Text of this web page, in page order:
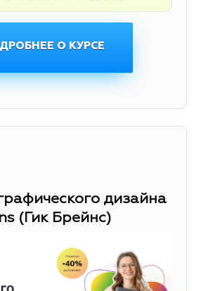
О КУРСЕ
дизайна
(Гик Брейнс)